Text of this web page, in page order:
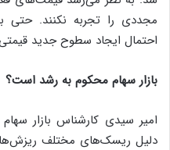
مجددی را تجربه نکنند.
احتمال ایجاد سطوح جدید قیمتی
بازار سهام محکوم به رشد است؟
امیر سیدی کارشناس بازار
دلیل ریسک‌های مختلف